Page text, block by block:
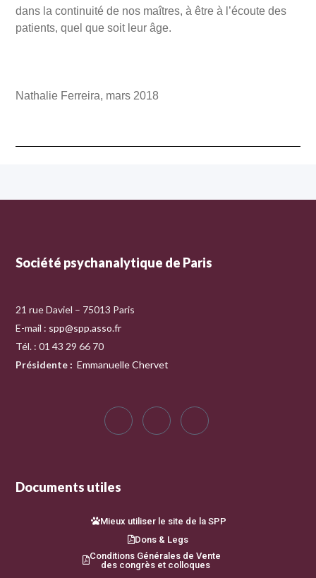
dans la continuité de nos maîtres, à être à l’écoute des
patients, quel que soit leur âge.
Nathalie Ferreira, mars 2018
Société psychanalytique de Paris
21 rue Daviel – 75013 Paris
E-mail : spp@spp.asso.fr
Tél. : 01 43 29 66 70
Présidente : Emmanuelle Chervet
Documents utiles
Mieux utiliser le site de la SPP
Dons & Legs
Conditions Générales de Vente
des congrès et colloques